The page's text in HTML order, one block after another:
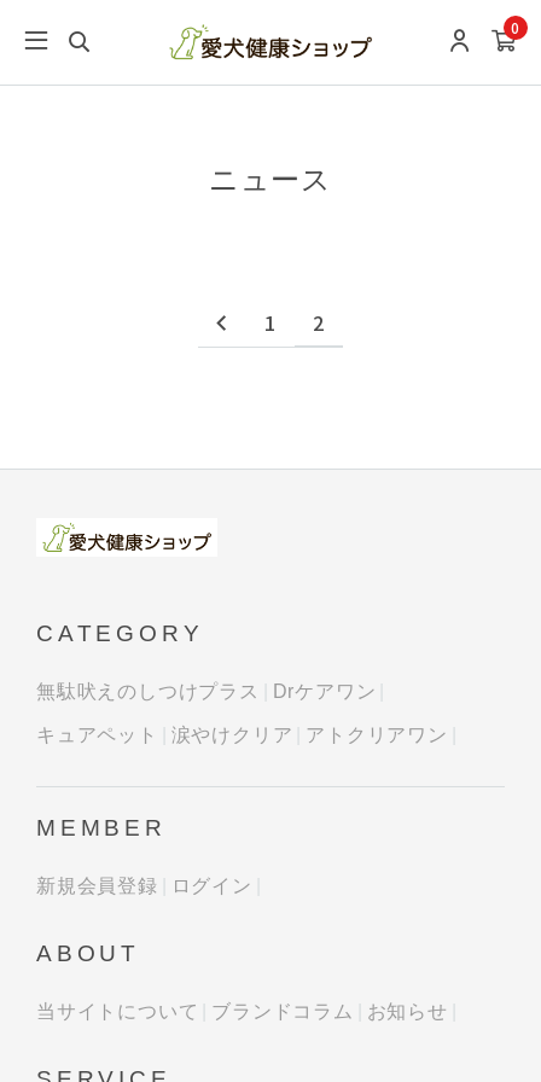
0
ニュース
1 2
CATEGORY
無駄吠えのしつけプラス Drケアワン
キュアペット 涙やけクリア アトクリアワン
MEMBER
新規会員登録 ログイン
ABOUT
当サイトについて ブランドコラム お知らせ